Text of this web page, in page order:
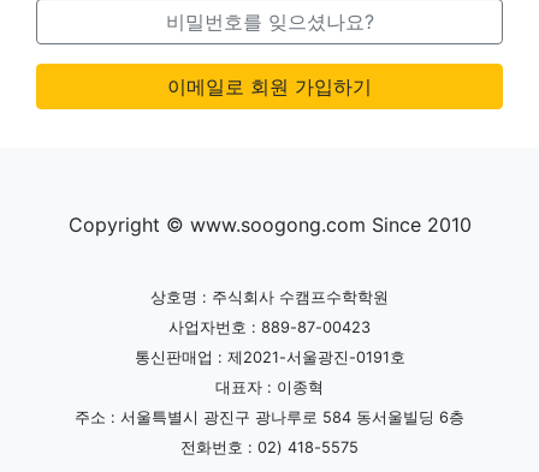
비밀번호를 잊으셨나요?
이메일로 회원 가입하기
Copyright © www.soogong.com Since 2010
상호명 : 주식회사 수캠프수학학원
사업자번호 : 889-87-00423
통신판매업 : 제2021-서울광진-0191호
대표자 : 이종혁
주소 : 서울특별시 광진구 광나루로 584 동서울빌딩 6층
전화번호 : 02) 418-5575